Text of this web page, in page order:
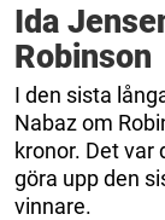
Ida
Robinson
I den sista
Nabaz om
kronor. Det
göra upp den
vinnare.